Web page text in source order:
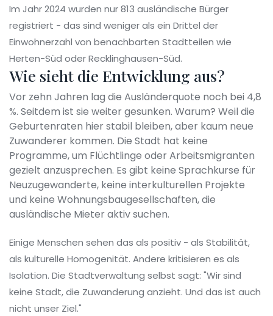
Im Jahr 2024 wurden nur 813 ausländische Bürger
registriert - das sind weniger als ein Drittel der
Einwohnerzahl von benachbarten Stadtteilen wie
Herten-Süd oder Recklinghausen-Süd.
Wie sieht die Entwicklung aus?
Vor zehn Jahren lag die Ausländerquote noch bei 4,8
%. Seitdem ist sie weiter gesunken. Warum? Weil die
Geburtenraten hier stabil bleiben, aber kaum neue
Zuwanderer kommen. Die Stadt hat keine
Programme, um Flüchtlinge oder Arbeitsmigranten
gezielt anzusprechen. Es gibt keine Sprachkurse für
Neuzugewanderte, keine interkulturellen Projekte
und keine Wohnungsbaugesellschaften, die
ausländische Mieter aktiv suchen.
Einige Menschen sehen das als positiv - als Stabilität,
als kulturelle Homogenität. Andere kritisieren es als
Isolation. Die Stadtverwaltung selbst sagt: "Wir sind
keine Stadt, die Zuwanderung anzieht. Und das ist auch
nicht unser Ziel."